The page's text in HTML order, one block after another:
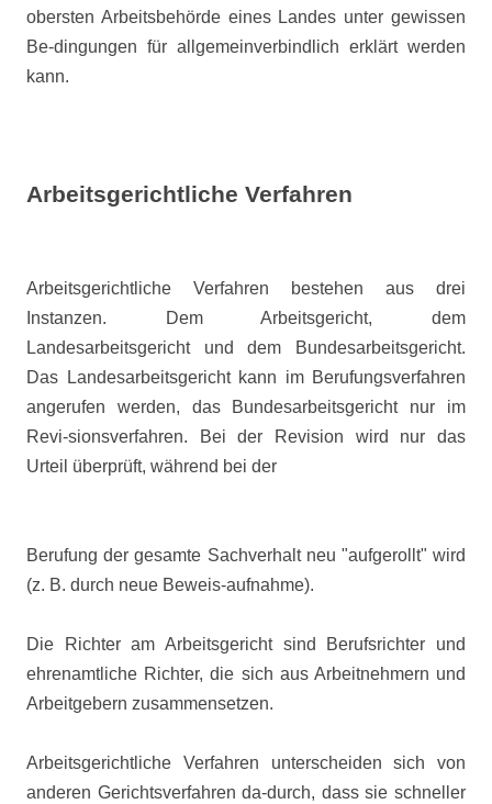
obersten Arbeitsbehörde eines Landes unter gewissen
Be-dingungen für allgemeinverbindlich erklärt werden
kann.
Arbeitsgerichtliche Verfahren
Arbeitsgerichtliche Verfahren bestehen aus drei
Instanzen. Dem Arbeitsgericht, dem
Landesarbeitsgericht und dem Bundesarbeitsgericht.
Das Landesarbeitsgericht kann im Berufungsverfahren
angerufen werden, das Bundesarbeitsgericht nur im
Revi-sionsverfahren. Bei der Revision wird nur das
Urteil überprüft, während bei der
Berufung der gesamte Sachverhalt neu "aufgerollt" wird
(z. B. durch neue Beweis-aufnahme).
Die Richter am Arbeitsgericht sind Berufsrichter und
ehrenamtliche Richter, die sich aus Arbeitnehmern und
Arbeitgebern zusammensetzen.
Arbeitsgerichtliche Verfahren unterscheiden sich von
anderen Gerichtsverfahren da-durch, dass sie schneller